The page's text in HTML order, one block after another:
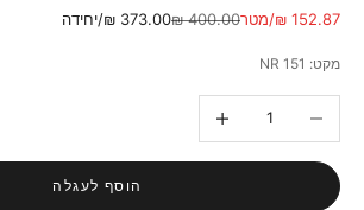
מחיר מבצע
152.87 ₪/מטר מחיר רגיל
400.00 ₪ 373.00 ₪/יחידה
מקט: NR 151
הוסף לעגלה